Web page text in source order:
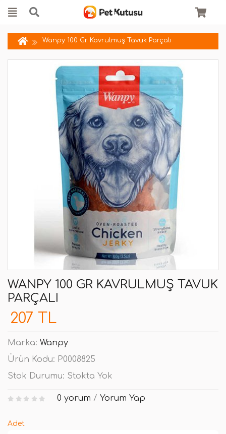
Wanpy 100 Gr Kavrulmuş Tavuk Parçalı
WANPY 100 GR KAVRULMUŞ TAVUK
PARÇALI
207 TL
Marka: Wanpy
Ürün Kodu: P0008825
Stok Durumu: Stokta Yok
0 yorum / Yorum Yap
Adet